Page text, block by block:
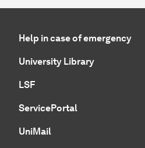
Help in case of emergency
University Library
LSF
ServicePortal
UniMail